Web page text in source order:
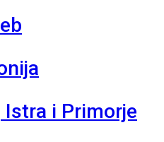
Istra i Primorje